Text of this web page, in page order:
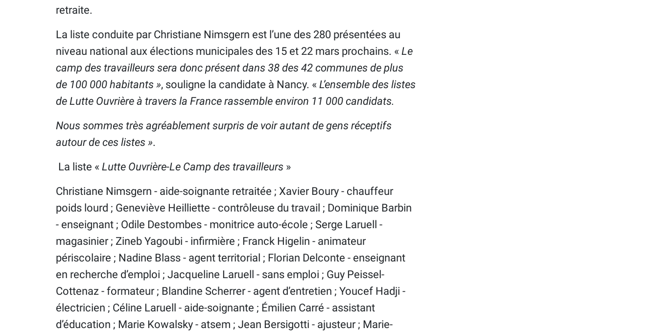
retraite.
La liste conduite par Christiane Nimsgern est l’une des 280 présentées au
niveau national aux élections municipales des 15 et 22 mars prochains. « Le
camp des travailleurs sera donc présent dans 38 des 42 communes de plus
de 100 000 habitants », souligne la candidate à Nancy. « L’ensemble des listes
de Lutte Ouvrière à travers la France rassemble environ 11 000 candidats.
Nous sommes très agréablement surpris de voir autant de gens réceptifs
autour de ces listes ».
La liste « Lutte Ouvrière-Le Camp des travailleurs »
Christiane Nimsgern - aide-soignante retraitée ; Xavier Boury - chauffeur
poids lourd ; Geneviève Heilliette - contrôleuse du travail ; Dominique Barbin
- enseignant ; Odile Destombes - monitrice auto-école ; Serge Laruell -
magasinier ; Zineb Yagoubi - infirmière ; Franck Higelin - animateur
périscolaire ; Nadine Blass - agent territorial ; Florian Delconte - enseignant
en recherche d’emploi ; Jacqueline Laruell - sans emploi ; Guy Peissel-
Cottenaz - formateur ; Blandine Scherrer - agent d’entretien ; Youcef Hadji -
électricien ; Céline Laruell - aide-soignante ; Émilien Carré - assistant
d’éducation ; Marie Kowalsky - atsem ; Jean Bersigotti - ajusteur ; Marie-